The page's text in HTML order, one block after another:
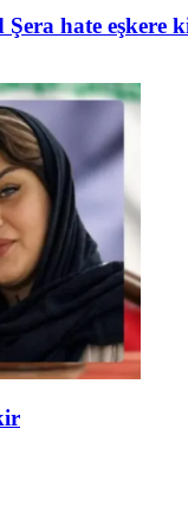
hate eşkere